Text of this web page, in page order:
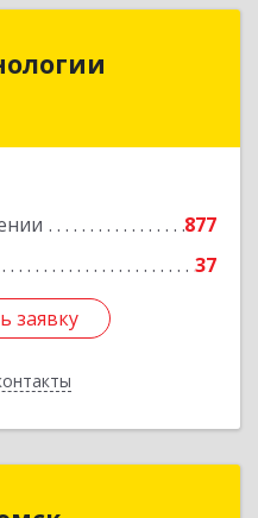
877
37
заявку
Технологии
- Кузбасс обл,
заявку